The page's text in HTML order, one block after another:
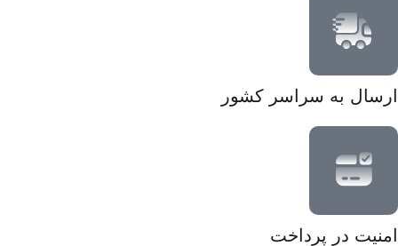
ارسال به سراسر کشور
امنیت در پرداخت